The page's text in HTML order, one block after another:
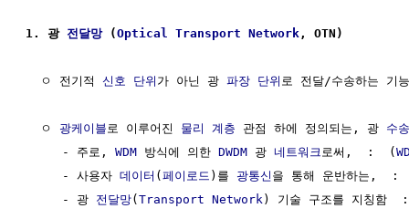
1. 광 전달망 (Optical Transport Network , OTN)
  ㅇ 전기적
신호 단위 가 아닌 광 파장 단위 로 전달/수송하는 기
  ㅇ
광케이블 로 이루어진 물리 계층 관점 하에 정의되는, 광 수
     - 주로,
WDM 방식에 의한 DWDM 광 네트워크 로써,  :  (
     - 사용자
데이터 (페이로드 )를 광통신 을 통해 운반하는,  :
     - 광
전달망(Transport Network ) 기술 구조를 지칭함